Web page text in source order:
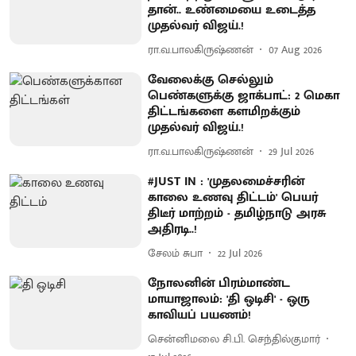
தான்.. உண்மையை உடைத்த
முதல்வர் விஜய்.!
ரா.வ.பாலகிருஷ்ணன் 07 Aug 2026
வேலைக்கு செல்லும்
பெண்களுக்கு ஜாக்பாட்: 2 மெகா
திட்டங்களை களமிறக்கும்
முதல்வர் விஜய்.!
ரா.வ.பாலகிருஷ்ணன் 29 Jul 2026
#JUST IN : 'முதலமைச்சரின்
காலை உணவு திட்டம்' பெயர்
திடீர் மாற்றம் - தமிழ்நாடு அரசு
அதிரடி..!
சேலம் சுபா 22 Jul 2026
நோலனின் பிரம்மாண்ட
மாயாஜாலம்: 'தி ஒடிசி' - ஒரு
காவியப் பயணம்!
சென்னிமலை சி.பி. செந்தில்குமார்